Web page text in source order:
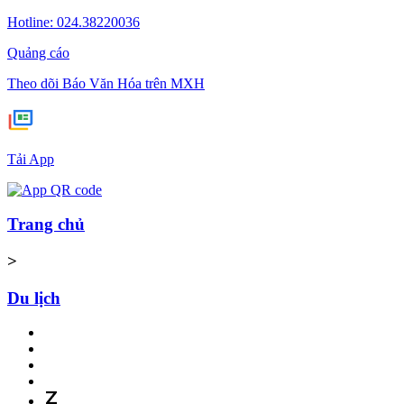
Hotline: 024.38220036
Quảng cáo
Theo dõi Báo Văn Hóa trên MXH
Tải App
Trang chủ
>
Du lịch